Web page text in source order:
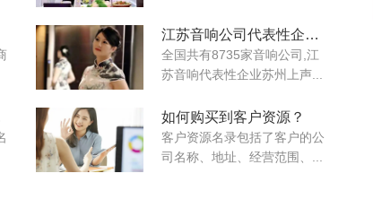
江苏音响公司代表性企业名录
全国共有8735家音响公司,江
苏音响代表性企业苏州上声...
如何购买到客户资源？
客户资源名录包括了客户的公
司名称、地址、经营范围、...